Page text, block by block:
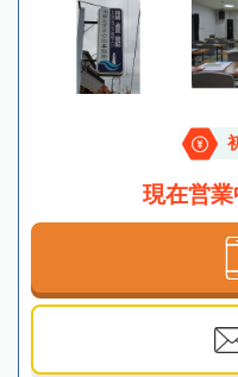
現在営業